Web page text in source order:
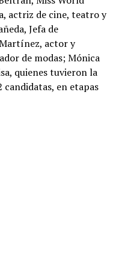
actriz de cine, teatro y
Jefa de
actor y
de modas; Mónica
quienes tuvieron la
en etapas